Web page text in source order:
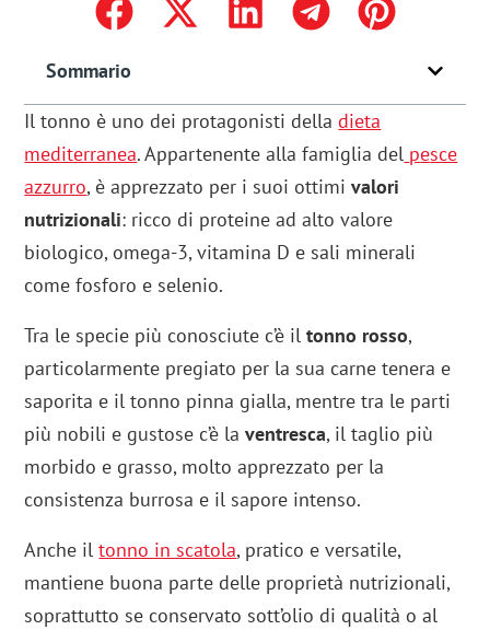
Sommario
Il tonno è uno dei protagonisti delladieta
mediterranea. Appartenente alla famiglia del pesce
azzurro, è apprezzato per i suoi ottimivalori
nutrizionali: ricco di proteine ad alto valore
biologico, omega-3, vitamina D e sali minerali
come fosforo e selenio.
Tra le specie più conosciute c’è iltonno rosso,
particolarmente pregiato per la sua carne tenera e
saporita e il tonno pinna gialla, mentre tra le parti
più nobili e gustose c’è laventresca, il taglio più
morbido e grasso, molto apprezzato per la
consistenza burrosa e il sapore intenso.
Anche iltonno in scatola, pratico e versatile,
mantiene buona parte delle proprietà nutrizionali,
soprattutto se conservato sott’olio di qualità o al